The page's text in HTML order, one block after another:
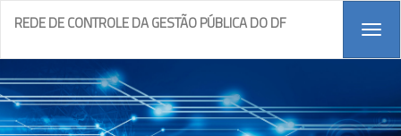
REDE DE CONTROLE DA GESTÃO PÚBLICA DO DF